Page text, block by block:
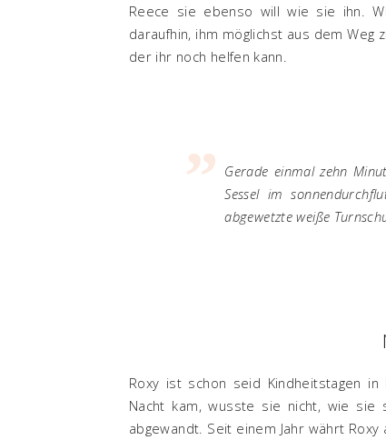
Reece sie ebenso will wie sie ihn.
daraufhin, ihm möglichst aus dem
der ihr noch helfen kann.
Gerade einmal zehn
Sessel im
abgewetzte weiße
Roxy ist schon seid Kindheitstagen
Nacht kam, wusste sie nicht, wie
abgewandt. Seit einem Jahr währt